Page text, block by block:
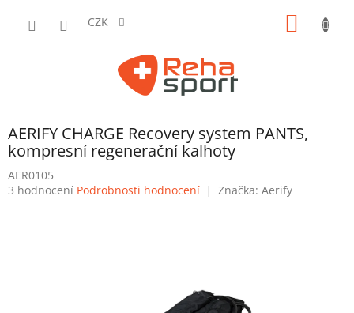
CZK
AERIFY CHARGE Recovery system PANTS,
kompresní regenerační kalhoty
AER0105
Průměrné
3 hodnocení Podrobnosti hodnocení Značka: Aerify